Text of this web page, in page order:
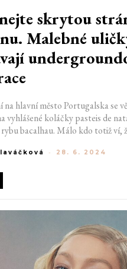
skrytou
Malebné
na hlavní město Portugalska se
vyhlášené koláčky pasteis de
bacalhau. Málo kdo totiž ví,
zážitek. Seznamte se s
- 28. 6. 2024